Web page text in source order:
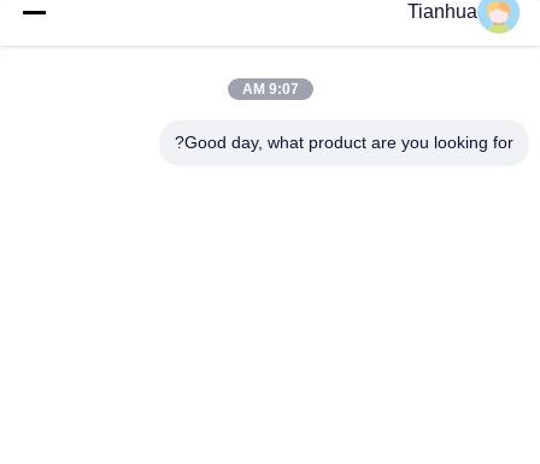
اتصل سريعًا
Tianhua
9:07 AM
Good day, what product are you looking for?